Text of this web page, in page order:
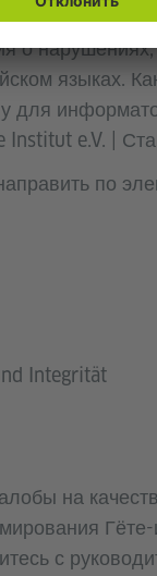
о
языках.
для
Institut e.V. |
по
Integrität
на
с